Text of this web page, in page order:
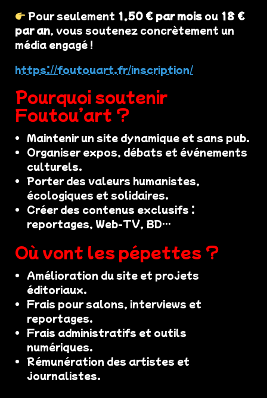
Pour seulement 1,50 € par mois ou 18 €
par an, vous soutenez concrètement un
média engagé !
https://foutouart.fr/inscription/
Pourquoi soutenir
Foutou’art ?
Maintenir un site dynamique et sans pub.
Organiser expos, débats et événements
culturels.
Porter des valeurs humanistes,
écologiques et solidaires.
Créer des contenus exclusifs :
reportages, Web-TV, BD…
Où vont les pépettes ?
Amélioration du site et projets
éditoriaux.
Frais pour salons, interviews et
reportages.
Frais administratifs et outils
numériques.
Rémunération des artistes et
journalistes.